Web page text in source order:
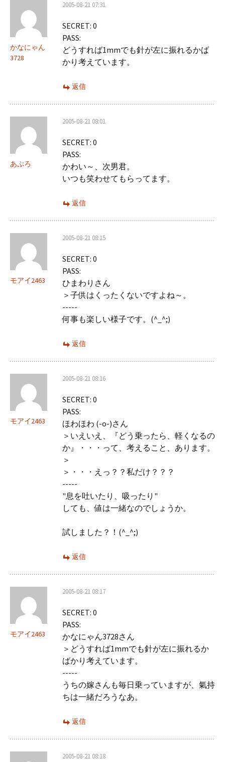
かなにゃん
3728
2005-08-21 07:31
SECRET: 0
PASS:
どうすれば1mmでも針が左に振れるかば
かり考えています。
返信
あぷろ
2005-08-21 08:01
SECRET: 0
PASS:
かわい～、次男君。
いつも笑わせてもらってます。
返信
モアイ2463
2005-08-21 08:15
SECRET: 0
PASS:
ひまわりさん
＞子供はくったくないですよね～。
-----
何事も楽しい様子です。(^_^;)
返信
モアイ2463
2005-08-21 08:16
SECRET: 0
PASS:
ほわほわ (-o-)さん
＞いえいえ、『どう乗ったら、軽くなるの
か』・・・って、考えること、あります。
＞
＞・・・えっ？？私だけ？？？
-----
"息を吐いたり、吸ったり"
しても、値は一緒なのでしょうか。
試しました？！(^_^;)
返信
モアイ2463
2005-08-21 08:17
SECRET: 0
PASS:
かなにゃん3728さん
＞どうすれば1mmでも針が左に振れるか
ばかり考えています。
-----
うちの嫁さんも毎日乗っていますが、氣持
ちは一緒だろうなあ。
返信
2005-08-21 08:18